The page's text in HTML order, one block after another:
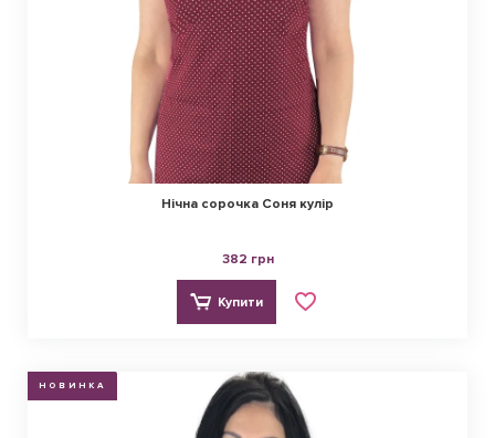
Нічна сорочка Соня кулір
382 грн
Купити
НОВИНКА